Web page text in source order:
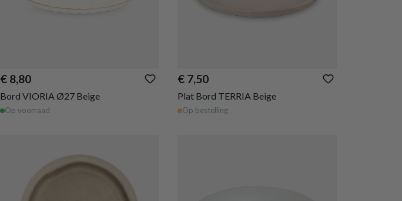
€ 8,80
Bord VIORIA Ø27 Beige
Op voorraad
€ 7,50
Plat Bord TERRIA Beige
Op bestelling